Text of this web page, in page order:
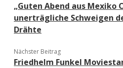
„Guten Abend aus Mexiko
unerträgliche Schweigen
Drähte
Nächster Beitrag
Friedhelm Funkel